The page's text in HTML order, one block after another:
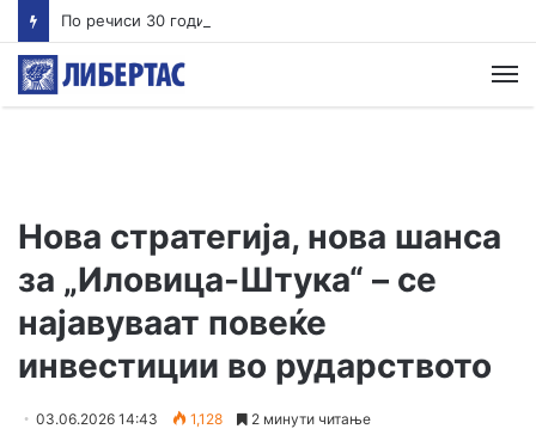
Нова стратегија, нова шанса
за „Иловица-Штука“ – се
најавуваат повеќе
инвестиции во рударството
03.06.2026 14:43 1,128 2 минути читање